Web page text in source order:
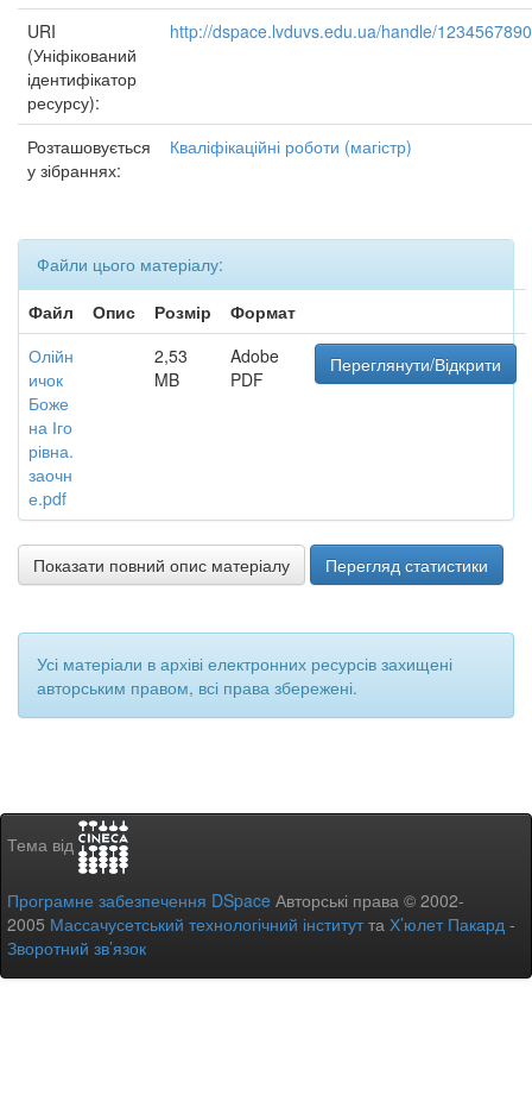
URI
(Уніфікований
ідентифікатор
ресурсу):
http://dspace.lvduvs.edu.ua/handle/
Розташовується
у зібраннях:
Кваліфікаційні роботи (магістр)
Файли цього матеріалу:
Файл
Опис Розмір
Формат
Олійн
ичок
Боже
на Іго
рівна.
заочн
е.pdf
2,53
MB
Adobe
PDF
Переглянути/Відкрити
Показати повний опис матеріалу Перегляд статистики
Усі матеріали в архіві електронних ресурсів захищені
авторським правом, всі права збережені.
Тема від
Програмне забезпечення DSpace Авторські права © 2002-
2005 Массачусетський технологічний інститутта Х’юлет Пакард -
Зворотний зв’язок